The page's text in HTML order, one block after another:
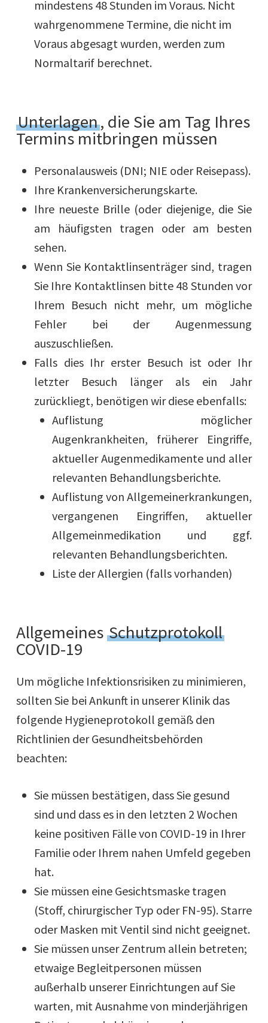
mindestens 48 Stunden im Voraus. Nicht
wahrgenommene Termine, die nicht im
Voraus abgesagt wurden, werden zum
Normaltarif berechnet.
Unterlagen, die Sie am Tag Ihres
Termins mitbringen müssen
Personalausweis (DNI; NIE oder Reisepass).
Ihre Krankenversicherungskarte.
Ihre neueste Brille (oder diejenige, die Sie
am häufigsten tragen oder am besten
sehen.
Wenn Sie Kontaktlinsenträger sind, tragen
Sie Ihre Kontaktlinsen bitte 48 Stunden vor
Ihrem Besuch nicht mehr, um mögliche
Fehler bei der Augenmessung
auszuschließen.
Falls dies Ihr erster Besuch ist oder Ihr
letzter Besuch länger als ein Jahr
zurückliegt, benötigen wir diese ebenfalls:
Auflistung möglicher
Augenkrankheiten, früherer Eingriffe,
aktueller Augenmedikamente und aller
relevanten Behandlungsberichte.
Auflistung von Allgemeinerkrankungen,
vergangenen Eingriffen, aktueller
Allgemeinmedikation und ggf.
relevanten Behandlungsberichten.
Liste der Allergien (falls vorhanden)
Allgemeines Schutzprotokoll
COVID-19
Um mögliche Infektionsrisiken zu minimieren,
sollten Sie bei Ankunft in unserer Klinik das
folgende Hygieneprotokoll gemäß den
Richtlinien der Gesundheitsbehörden
beachten:
Sie müssen bestätigen, dass Sie gesund
sind und dass es in den letzten 2 Wochen
keine positiven Fälle von COVID-19 in Ihrer
Familie oder Ihrem nahen Umfeld gegeben
hat.
Sie müssen eine Gesichtsmaske tragen
(Stoff, chirurgischer Typ oder FN-95). Starre
oder Masken mit Ventil sind nicht geeignet.
Sie müssen unser Zentrum allein betreten;
etwaige Begleitpersonen müssen
außerhalb unserer Einrichtungen auf Sie
warten, mit Ausnahme von minderjährigen